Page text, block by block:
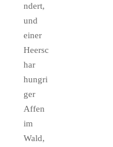
ndert,
und
einer
Heersc
har
hungri
ger
Affen
im
Wald,